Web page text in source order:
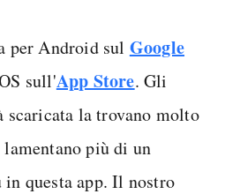
per Android sul Google
sull'App Store. Gli
scaricata la trovano molto
più di un
questa app. Il nostro